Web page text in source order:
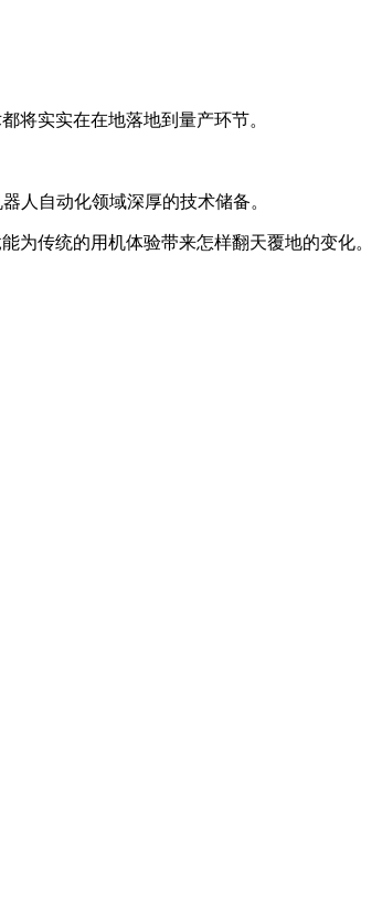
实实在在地落地到量产环节。
自动化领域深厚的技术储备。
传统的用机体验带来怎样翻天覆地的变化。